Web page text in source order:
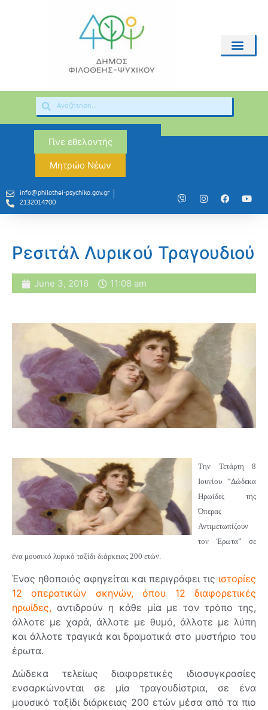
Γίνε εθελοντής
Μητρώο Νέων
info@philothei-psychiko.gov.gr
2132014700
Ρεσιτάλ Λυρικού Τραγουδιού
June 3, 2016 11:08 am
Την Τετάρτη 8
Ιουνίου “Δώδεκα
Ηρωίδες της
Όπερας
Αντιμετωπίζουν
τον Έρωτα” σε
ένα μουσικό λυρικό ταξίδι διάρκειας 200 ετών.
Ένας ηθοποιός αφηγείται και περιγράφει τις ιστορίες
12 οπερατικών σκηνών, όπου 12 διαφορετικές
ηρωίδες, αντιδρούν η κάθε μία με τον τρόπο της,
άλλοτε με χαρά, άλλοτε με θυμό, άλλοτε με λύπη
και άλλοτε τραγικά και δραματικά στο μυστήριο του
έρωτα.
Δώδεκα τελείως διαφορετικές ιδιοσυγκρασίες
ενσαρκώνονται σε μία τραγουδίστρια, σε ένα
μουσικό ταξίδι διάρκειας 200 ετών μέσα από τα πιο